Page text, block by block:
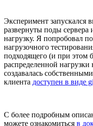
Эксперимент запускался
развернуты поды
нагрузку. Я попробовал
нагрузочного
подходящего (и при этом
распределенной
создавалась
клиента доступен в виде
С более подробным
можете ознакомиться в